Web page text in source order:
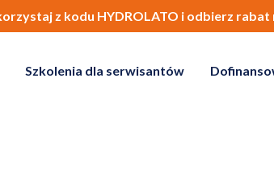
z kodu HYDROLATO i odbierz rabat
Szkolenia dla serwisantów